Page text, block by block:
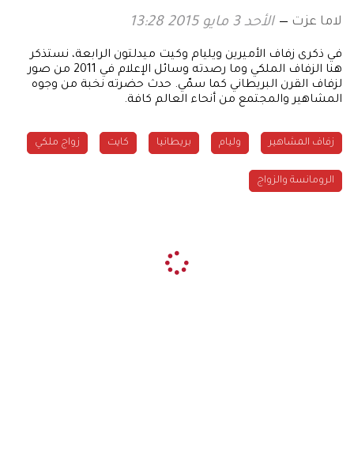
لاما عزت الأحد 3 مايو 2015 13:28
في ذكرى زفاف الأميرين ويليام وكيت ميدلتون الرابعة، نستذكر
هنا الزفاف الملكي وما رصدته وسائل الإعلام في 2011 من صور
لزفاف القرن البريطاني كما سمّي. حدث حضرته نخبة من وجوه
المشاهير والمجتمع من أنحاء العالم كافة.
زفاف المشاهير وليام بريطانيا كايت زواج ملكي
الرومانسة والزواج